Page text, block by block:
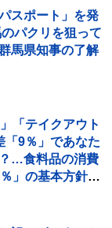
スポート」を発
パクリを狙って
馬県知事の了解
「テイクアウト
「9％」であなた
…食料品の消費
」の基本方針を